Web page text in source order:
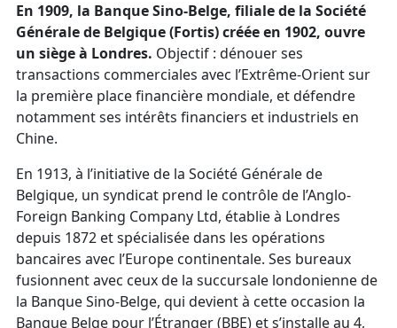
En 1909, la Banque Sino-Belge, filiale de la Société
Générale de Belgique (Fortis) créée en 1902, ouvre
un siège à Londres. Objectif : dénouer ses
transactions commerciales avec l’Extrême-Orient sur
la première place financière mondiale, et défendre
notamment ses intérêts financiers et industriels en
Chine.
En 1913, à l’initiative de la Société Générale de
Belgique, un syndicat prend le contrôle de l’Anglo-
Foreign Banking Company Ltd, établie à Londres
depuis 1872 et spécialisée dans les opérations
bancaires avec l’Europe continentale. Ses bureaux
fusionnent avec ceux de la succursale londonienne de
la Banque Sino-Belge, qui devient à cette occasion la
Banque Belge pour l’Étranger (BBE) et s’installe au 4,